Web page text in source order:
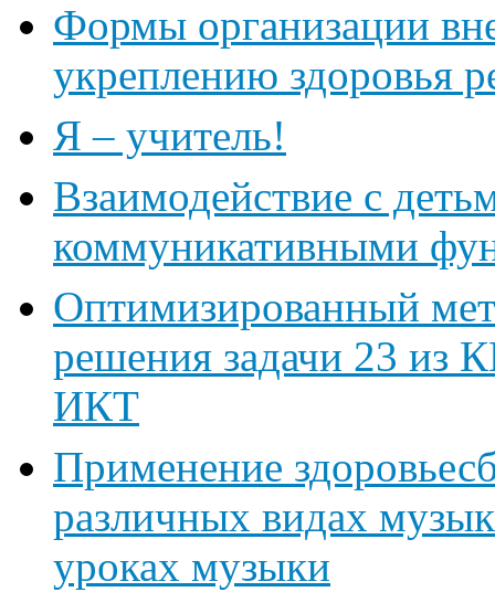
Формы организации
укреплению здоровья
Я – учитель!
Взаимодействие с
коммуникативными
Оптимизированный
решения задачи 23
ИКТ
Применение
различных видах
уроках музыки